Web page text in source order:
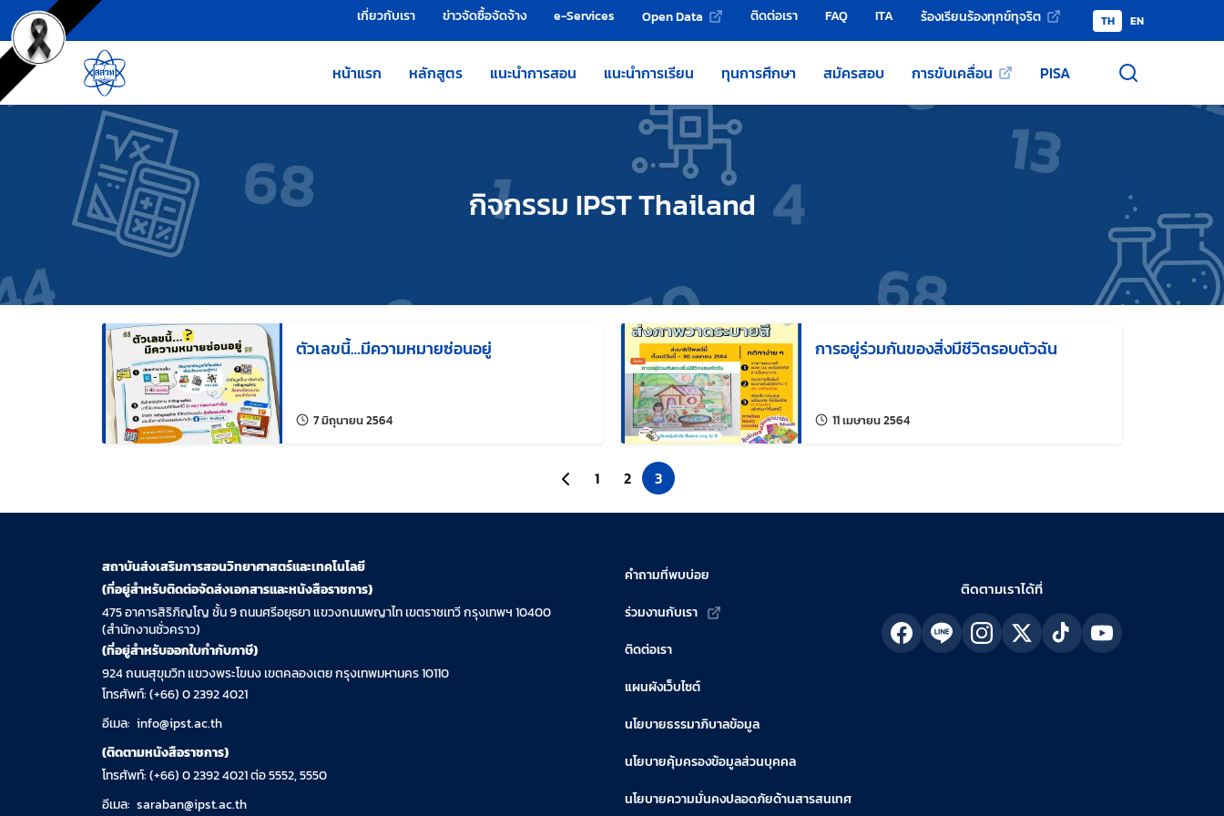
ข้ามไปยังเนื้อหาหลัก
เครื่องมือช่วยเหลือ เกี่ยวกับเรา ข่าวจัดซื้อจัดจ้าง e-Services Open Data ติดต่อเรา FAQ ITA ร้องเรียนร้องทุกข์ทุจริต TH EN
หน้าแรก หลักสูตร แนะนำการสอน แนะนำการเรียน ทุนการศึกษา สมัครสอบ การขับเคลื่อน PISA
กิจกรรม IPST Thailand
ตัวเลขนี้…มีความหมายซ่อนอยู่
7 มิถุนายน 2564แก้ไขล่าสุดเมื่อ:
การอยู่ร่วมกันของสิ่งมีชีวิตรอบตัวฉัน
11 เมษายน 2564แก้ไขล่าสุดเมื่อ:
ไปยังหน้าก่อนหน้า
1 2 3
สถาบันส่งเสริมการสอนวิทยาศาสตร์และเทคโนโลยี
(ที่อยู่สำหรับติดต่อจัดส่งเอกสารและหนังสือราชการ)
475 อาคารสิริภิญโญ ชั้น 9 ถนนศรีอยุธยา แขวงถนนพญาไท เขตราชเทวี กรุงเทพฯ 10400
(สำนักงานชั่วคราว)
(ที่อยู่สำหรับออกใบกำกับภาษี)
924 ถนนสุขุมวิท แขวงพระโขนง เขตคลองเตย กรุงเทพมหานคร 10110
โทรศัพท์: (+66) 0 2392 4021
อีเมล: info@ipst.ac.th
(ติดตามหนังสือราชการ)
โทรศัพท์: (+66) 0 2392 4021 ต่อ 5552, 5550
อีเมล: saraban@ipst.ac.th
คำถามที่พบบ่อย
ร่วมงานกับเรา
ติดต่อเรา
แผนผังเว็บไซต์
นโยบายธรรมาภิบาลข้อมูล
นโยบายคุ้มครองข้อมูลส่วนบุคคล
นโยบายความมั่นคงปลอดภัยด้านสารสนเทศ
ติดตามเราได้ที่